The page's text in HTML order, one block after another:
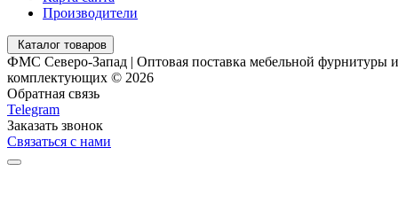
Производители
Каталог товаров
ФМС Северо-Запад | Оптовая поставка мебельной фурнитуры и
комплектующих © 2026
Обратная связь
Telegram
Заказать звонок
Связаться с нами